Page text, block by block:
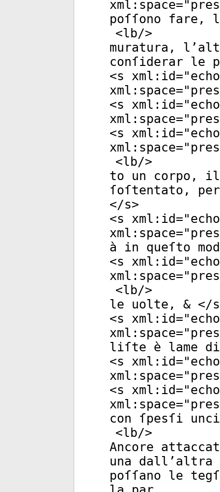
xml:space="
poſſono fare,
<lb/>
muratura,
conſiderar le
<s xml:id="
xml:space="
<s xml:id="
xml:space="
<s xml:id="
xml:space="
<lb/>
to un corpo,
ſoſtentato,
</s>
<s xml:id="
xml:space="
à in queſto
<s xml:id="
xml:space="
<lb/>
le uolte, & </s
<s xml:id="
xml:space="
liſte è lame
<s xml:id="
xml:space="
<s xml:id="
xml:space="
con ſpesſi
<lb/>
Ancore
una dall’altra
poſſano le